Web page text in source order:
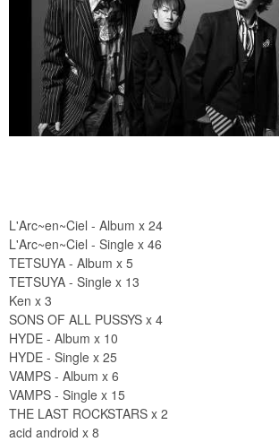
L'Arc~en~Ciel - Album x 24
L'Arc~en~Ciel - Single x 46
TETSUYA - Album x 5
TETSUYA - Single x 13
Ken x 3
SONS OF ALL PUSSYS x 4
HYDE - Album x 10
HYDE - Single x 25
VAMPS - Album x 6
VAMPS - Single x 15
THE LAST ROCKSTARS x 2
acid android x 8